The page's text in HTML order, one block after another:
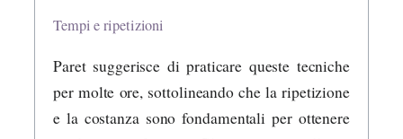
Tempi e ripetizioni
Paret suggerisce di praticare queste tecniche
per molte ore, sottolineando che la ripetizione
e la costanza sono fondamentali per ottenere